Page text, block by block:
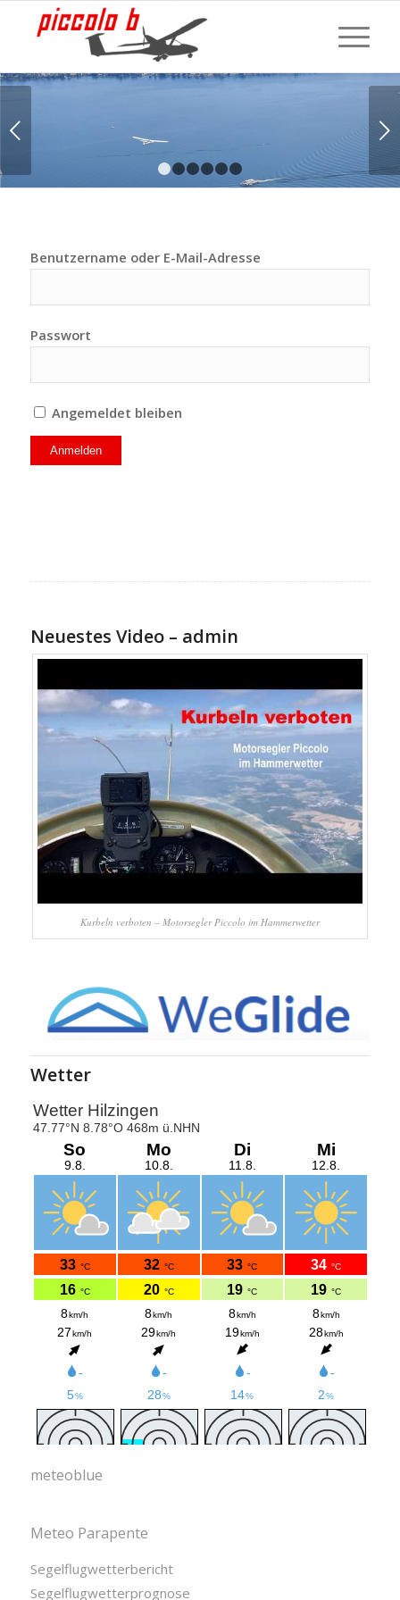
1 2 3 4 5 6
Benutzername oder E-Mail-Adresse
Passwort
Angemeldet bleiben
Neuestes Video – admin
Kurbeln verboten – Motorsegler Piccolo im Hammerwetter
Wetter
meteoblue
Meteo Parapente
Segelflugwetterbericht
Segelflugwetterprognose